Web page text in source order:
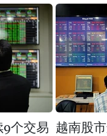
个交易 越南股